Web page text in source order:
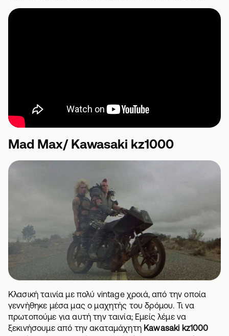
Mad Max/ Kawasaki kz1000
Κλασική ταινία με πολύ vintage χροιά, από την οποία
γεννήθηκε μέσα μας ο μαχητής του δρόμου. Τι να
πρωτοπούμε για αυτή την ταινία; Εμείς λέμε να
ξεκινήσουμε από την ακαταμάχητη Kawasaki kz1000